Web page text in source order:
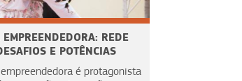
REDE
E POTÊNCIAS
é protagonista